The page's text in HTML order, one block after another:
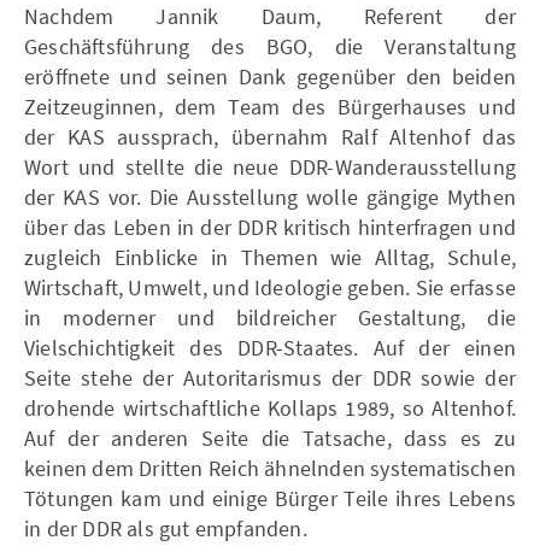
Nachdem Jannik Daum, Referent der
Geschäftsführung des BGO, die Veranstaltung
eröffnete und seinen Dank gegenüber den beiden
Zeitzeuginnen, dem Team des Bürgerhauses und
der KAS aussprach, übernahm Ralf Altenhof das
Wort und stellte die neue DDR-Wanderausstellung
der KAS vor. Die Ausstellung wolle gängige Mythen
über das Leben in der DDR kritisch hinterfragen und
zugleich Einblicke in Themen wie Alltag, Schule,
Wirtschaft, Umwelt, und Ideologie geben. Sie erfasse
in moderner und bildreicher Gestaltung, die
Vielschichtigkeit des DDR-Staates. Auf der einen
Seite stehe der Autoritarismus der DDR sowie der
drohende wirtschaftliche Kollaps 1989, so Altenhof.
Auf der anderen Seite die Tatsache, dass es zu
keinen dem Dritten Reich ähnelnden systematischen
Tötungen kam und einige Bürger Teile ihres Lebens
in der DDR als gut empfanden.